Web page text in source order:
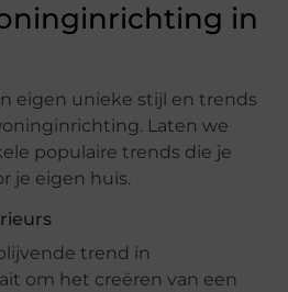
in
eigen unieke stijl en trends
Laten we
populaire trends die je
je eigen huis.
trend in
om het creëren van een